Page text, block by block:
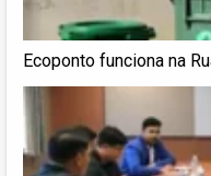
Ecoponto funciona na